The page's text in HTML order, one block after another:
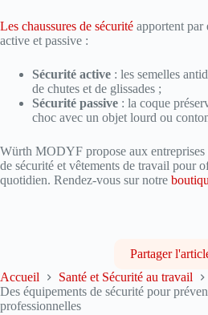
Les chaussures de sécurité apportent par
active et passive :
Sécurité active : les semelles
de chutes et de glissades ;
Sécurité passive : la coque
choc avec un objet lourd ou
Würth MODYF propose aux entreprises
de sécurité et vêtements de travail pour
quotidien. Rendez-vous sur notre
Partager
Accueil
Santé et Sécurité au travail
Des équipements de sécurité pour
professionnelles